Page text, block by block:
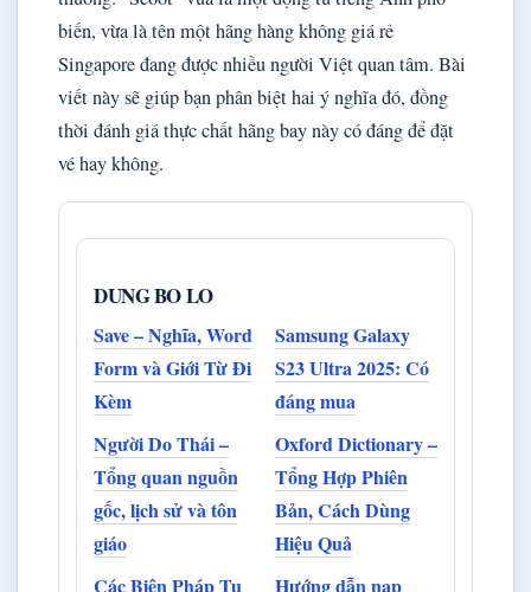
biến, vừa là tên một hãng hàng không giá rẻ
Singapore đang được nhiều người Việt quan tâm. Bài
viết này sẽ giúp bạn phân biệt hai ý nghĩa đó, đồng
thời đánh giá thực chất hãng bay này có đáng để đặt
vé hay không.
DUNG BO LO
Save – Nghĩa, Word
Form và Giới Từ Đi
Kèm
Samsung Galaxy
S23 Ultra 2025: Có
đáng mua
Người Do Thái –
Tổng quan nguồn
gốc, lịch sử và tôn
giáo
Oxford Dictionary –
Tổng Hợp Phiên
Bản, Cách Dùng
Hiệu Quả
Các Biện Pháp Tu
Hướng dẫn nạp